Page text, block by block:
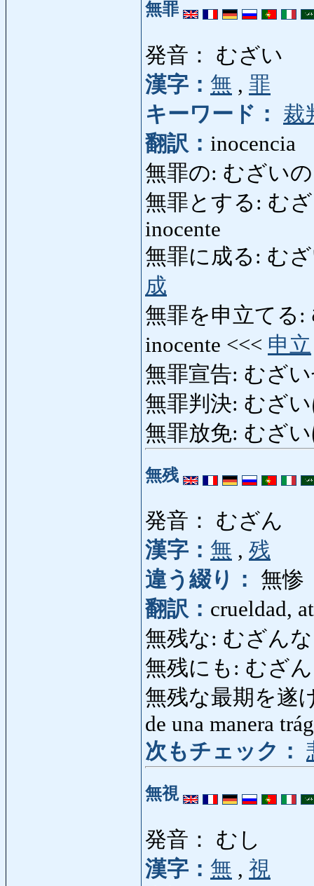
無罪
発音： むざい
漢字： 無 , 罪
キーワード：
裁
翻訳： inocencia
無罪の: むざいの
無罪とする: むざ
inocente
無罪に成る: むざ
成
無罪を申立てる:
inocente <<< 申立
無罪宣告: むざい
無罪判決: むざ
無罪放免: むざ
無残
発音： むざん
漢字： 無 , 残
違う綴り： 無惨
翻訳： crueldad,
無残な: むざんな
無残にも: むざん
無残な最期を遂
de una manera
次もチェック：
無視
発音： むし
漢字： 無 , 視